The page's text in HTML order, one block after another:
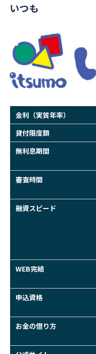
いつも
金利（実質年率）
貸付限度額
無利息期間
審査時間
融資スピード
WEB完結
申込資格
お金の借り方